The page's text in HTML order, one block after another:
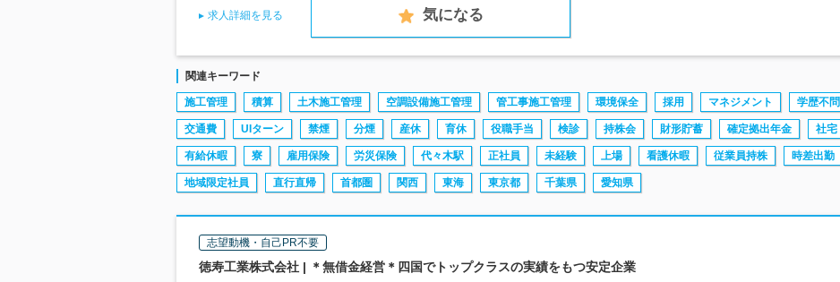
求人詳細を見る 気になる
関連キーワード
施工管理 積算 土木施工管理 空調設備施工管理 管工事施工管理 環境保全 採用 マネジメント 学歴不問
交通費 UIターン 禁煙 分煙 産休 育休 役職手当 検診 持株会 財形貯蓄 確定拠出年金 社宅
有給休暇 寮 雇用保険 労災保険 代々木駅 正社員 未経験 上場 看護休暇 従業員持株 時差出勤
地域限定社員 直行直帰 首都圏 関西 東海 東京都 千葉県 愛知県
志望動機・自己PR不要
徳寿工業株式会社 | ＊無借金経営＊四国でトップクラスの実績をもつ安定企業